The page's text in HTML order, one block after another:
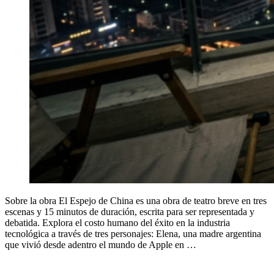
Sobre la obra El Espejo de China es una obra de teatro breve en tres
escenas y 15 minutos de duración, escrita para ser representada y
debatida. Explora el costo humano del éxito en la industria
tecnológica a través de tres personajes: Elena, una madre argentina
que vivió desde adentro el mundo de Apple en …